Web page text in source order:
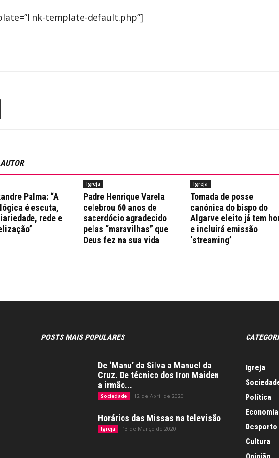
template-default.php”]
Palma: “A
é escuta,
rede e
Igreja
Padre Henrique Varela
celebrou 60 anos de
sacerdócio agradecido
pelas “maravilhas” que
Deus fez na sua vida
Igreja
Tomada de posse
canónica do bispo do
Algarve eleito já tem
e incluirá emissão
‘streaming’
POSTS MAIS POPULARES
De ‘Manu’ da Silva a Manuel da
Cruz. De técnico dos Iron Maiden
a irmão...
Sociedade 12 de Abril de 2020
Horários das Missas na televisão
Igreja 13 de Março de 2020
Igreja
Política
Economia
Desporto
Cultura